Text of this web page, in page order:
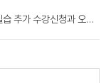
(장소 수정)인턴및HRD현장실습 추가 수강신청과 오리엔테이션 공지